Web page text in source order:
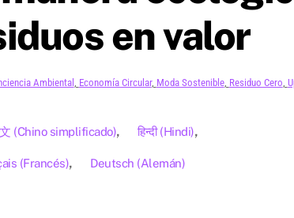
en valor
Ambiental, Economía Circular, Moda Sostenible, Residuo Cero,
(Chino simplificado) हिन्दी(Hindi)
(Francés) Deutsch (Alemán)